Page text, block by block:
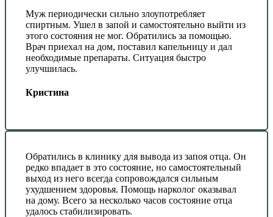
Муж периодически сильно злоупотребляет
спиртным. Ушел в запой и самостоятельно выйти из
этого состояния не мог. Обратились за помощью.
Врач приехал на дом, поставил капельницу и дал
необходимые препараты. Ситуация быстро
улучшилась.
Кристина
Обратились в клинику для вывода из запоя отца. Он
редко впадает в это состояние, но самостоятельный
выход из него всегда сопровождался сильным
ухудшением здоровья. Помощь нарколог оказывал
на дому. Всего за несколько часов состояние отца
удалось стабилизировать.